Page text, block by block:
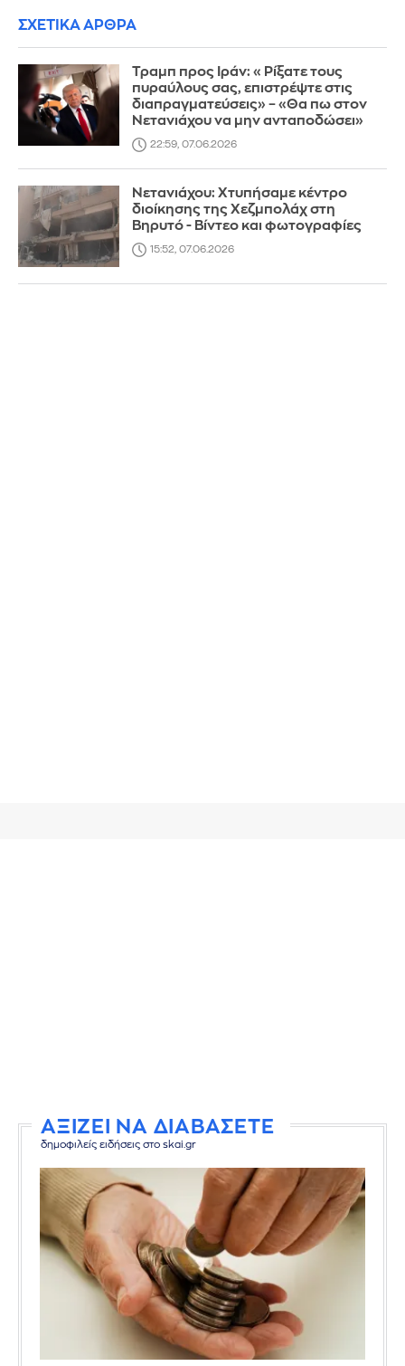
ΣΧΕΤΙΚΑ ΑΡΘΡΑ
Τραμπ προς Ιράν: «Ρίξατε τους
πυραύλους σας, επιστρέψτε στις
διαπραγματεύσεις» – «Θα πω στον
Νετανιάχου να μην ανταποδώσει»
22:59, 07.06.2026
Νετανιάχου: Χτυπήσαμε κέντρο
διοίκησης της Χεζμπολάχ στη
Βηρυτό - Βίντεο και φωτογραφίες
15:52, 07.06.2026
ΑΞΙΖΕΙ ΝΑ ΔΙΑΒΑΣΕΤΕ
δημοφιλείς ειδήσεις στο skai.gr